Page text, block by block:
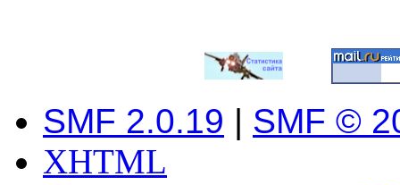
SMF 2.0.19 | SMF ©
XHTML